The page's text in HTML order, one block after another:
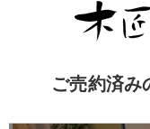
ご売約済み